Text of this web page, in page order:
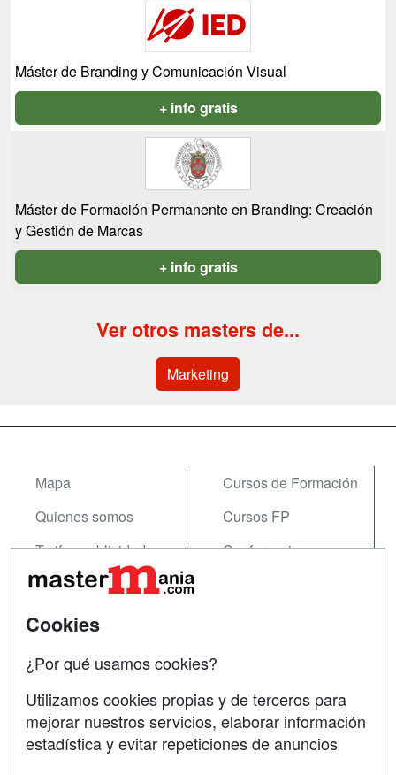
Máster de Branding y Comunicación Visual
+ info gratis
Máster de Formación Permanente en Branding: Creación
y Gestión de Marcas
+ info gratis
Ver otros masters de...
Marketing
Mapa
Quienes somos
Tarifas publicidad
Acceso Usuarios
Acceso Centros
Cursos de Formación
Cursos FP
Conferencias
Contactar
Confidencialidad
Aviso legal
Cookies
¿Por qué usamos cookies?
Utilizamos cookies propias y de terceros para
mejorar nuestros servicios, elaborar información
estadística y evitar repeticiones de anuncios